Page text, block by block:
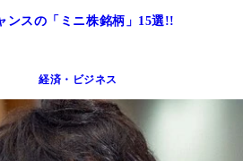
ンスの「ミニ株銘柄」15選!!
経済・ビジネス